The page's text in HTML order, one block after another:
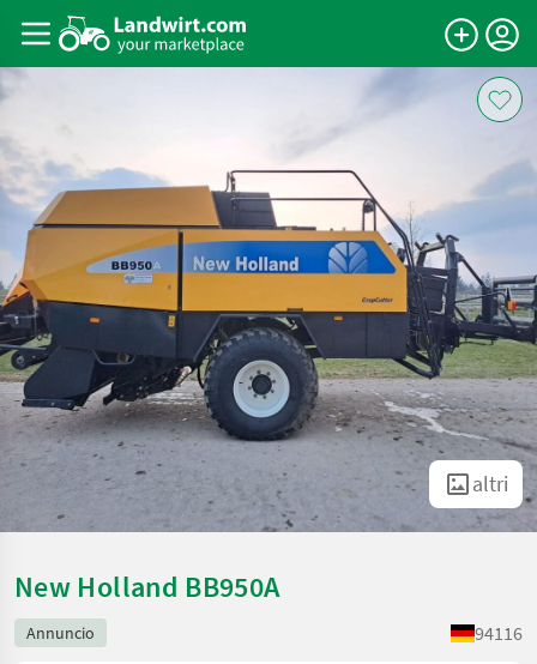
altri
New Holland BB950A
Annuncio 94116